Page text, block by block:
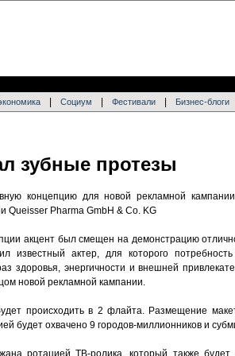
Социум Фестивали Бизнес-блоги
зубные протезы
концепцию для новой рекламной
Queisser Pharma GmbH & Co. KG
акцент был смещен на демонстрацию
известный актер, для которого
здоровья, энергичности и внешней
новой рекламной кампании.
происходить в 2 флайта. Размещение
будет охвачено 9 городов-миллионников и
ротацией ТВ-ролика, который также